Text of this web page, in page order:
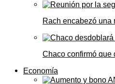
Rach encabezó una
Chaco confirmó que
Economía